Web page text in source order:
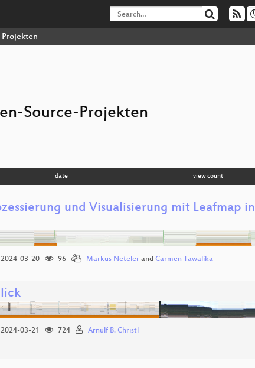
Source-Projekten
date view count
und Visualisierung mit Leafmap in
2024-03-20 96 Markus Netelerand Carmen Tawalika
2024-03-21 724 Arnulf B. Christl